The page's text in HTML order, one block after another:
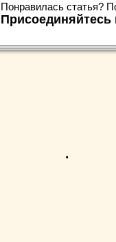
Понравилась статья?
Присоединяйтесь
.